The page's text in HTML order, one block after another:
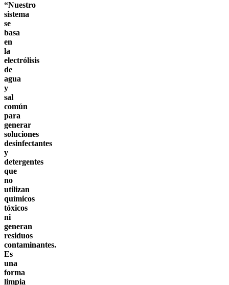
“Nuestro
sistema
se
basa
en
la
electrólisis
de
agua
y
sal
común
para
generar
soluciones
desinfectantes
y
detergentes
que
no
utilizan
químicos
tóxicos
ni
generan
residuos
contaminantes.
Es
una
forma
limpia